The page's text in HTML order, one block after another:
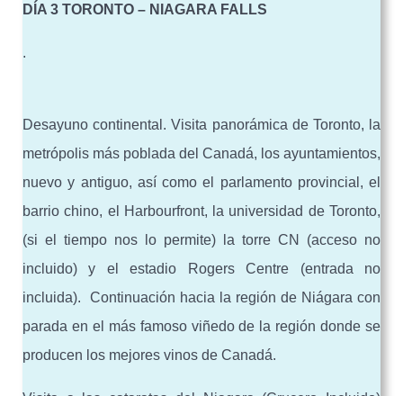
DÍA 3 TORONTO – NIAGARA FALLS
.
Desayuno continental. Visita panorámica de Toronto, la
metrópolis más poblada del Canadá, los ayuntamientos,
nuevo y antiguo, así como el parlamento provincial, el
barrio chino, el Harbourfront, la universidad de Toronto,
(si el tiempo nos lo permite) la torre CN (acceso no
incluido) y el estadio Rogers Centre (entrada no
incluida). Continuación hacia la región de Niágara con
parada en el más famoso viñedo de la región donde se
producen los mejores vinos de Canadá.